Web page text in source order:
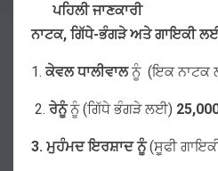
ਪਹਿਲੀ ਜਾਣਕਾਰੀ
ਨਾਟਕ, ਗਿੱਧੇ-ਭੰਗੜੇ ਅਤੇ ਗਾਇਕੀ
1. ਕੇਵਲਧਾਲੀਵਾਲਨੂੰ (ਇਕ ਨਾਟਕ
2. ਰੇਨੂੰਨੂੰ (ਗਿੱਧੇ ਭੰਗੜੇ ਲਈ)
3. ਮੁਹੰਮਦ ਇਰਸ਼ਾਦ ਨੂੰ(ਸੂਫੀ